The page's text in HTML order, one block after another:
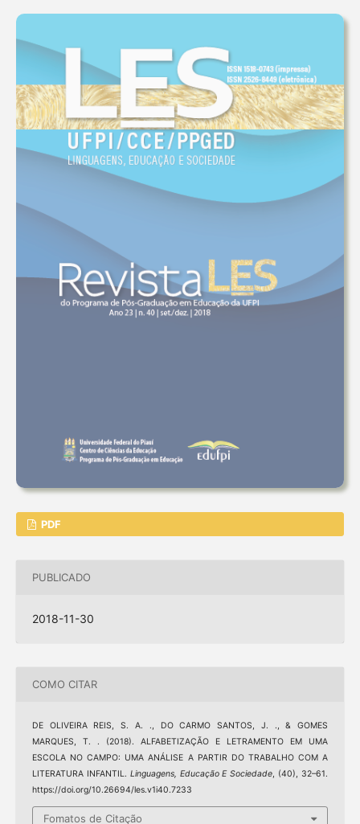
PDF
PUBLICADO
2018-11-30
COMO CITAR
DE OLIVEIRA REIS, S. A. ., DO CARMO SANTOS, J. ., & GOMES
MARQUES, T. . (2018). ALFABETIZAÇÃO E LETRAMENTO EM UMA
ESCOLA NO CAMPO: UMA ANÁLISE A PARTIR DO TRABALHO COM A
LITERATURA INFANTIL. Linguagens, Educação E Sociedade, (40), 32–61.
https://doi.org/10.26694/les.v1i40.7233
Fomatos de Citação